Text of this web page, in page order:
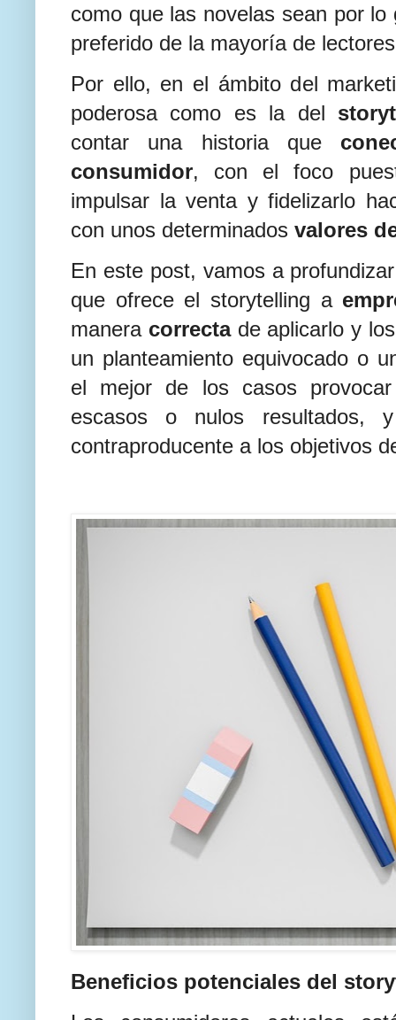
como que las novelas sean por lo
preferido de la mayoría de
Por ello, en el ámbito del
poderosa como es la del
contar una historia que
consumidor, con el foco
impulsar la venta y fidelizarlo
con unos determinados valores
En este post, vamos a
que ofrece el storytelling a
manera correctade aplicarlo y
un planteamiento equivocado o
el mejor de los casos
escasos o nulos
contraproducente a los objetivos
Beneficios potenciales del